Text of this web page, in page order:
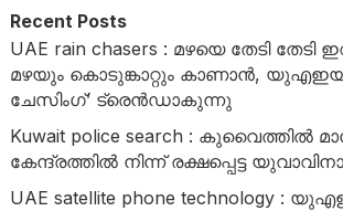
Recent Posts
UAE rain chasers : മഴയെ തേടി തേടി
മഴയും കൊടുങ്കാറ്റും കാണാൻ,
ചേസിംഗ്’ ട്രെൻഡാകുന്നു
Kuwait police search : കുവൈത്തിൽ
കേന്ദ്രത്തിൽ നിന്ന് രക്ഷപ്പെട്ട
UAE satellite phone technology :